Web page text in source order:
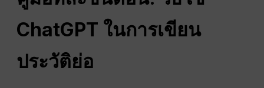
ChatGPT ในการเขียน
ประวัติย่อ